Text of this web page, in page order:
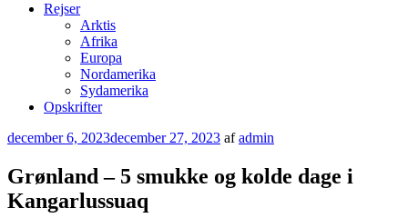
Rejser
Arktis
Afrika
Europa
Nordamerika
Sydamerika
Opskrifter
Udgivet
december 6, 2023december 27, 2023 afadmin
Grønland – 5 smukke og kolde dage i
Kangarlussuaq